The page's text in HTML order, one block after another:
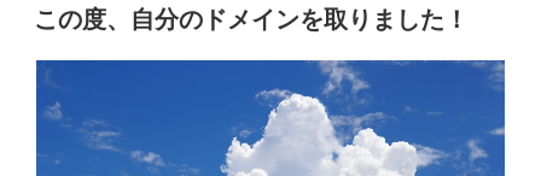
稿
日:
この度、自分のドメインを取りました！